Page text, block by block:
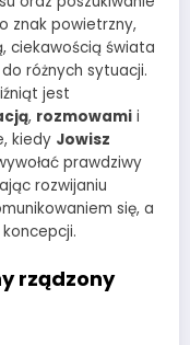
znak powietrzny,
ciekawością świata
różnych sytuacji.
jest
, rozmowami i
kiedy Jowisz
prawdziwy
rozwijaniu
się, a
rządzony